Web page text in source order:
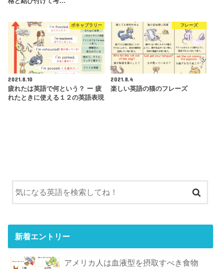
ボキャブラリー
2021.8.10
疲れたは英語で何という？ ー 疲
れたときに使える１２の英語表現
フレーズ
2021.8.4
楽しい英語の猫のフレーズ
新着エントリー
アメリカ人は血液型を摂取すべき食物